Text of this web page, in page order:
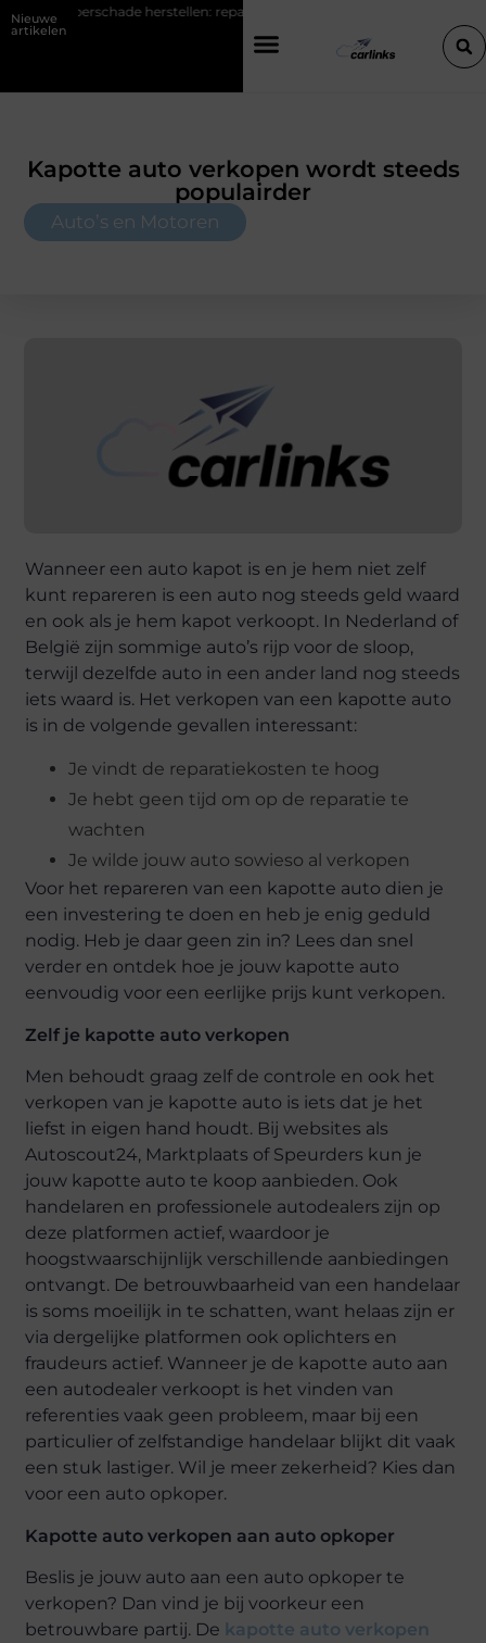
Nieuwe
artikelen
repareren of de bumper vervangen?
Kapotte auto verkopen wordt steeds
populairder
Auto’s en Motoren
Wanneer een auto kapot is en je hem niet zelf
kunt repareren is een auto nog steeds geld waard
en ook als je hem kapot verkoopt. In Nederland of
België zijn sommige auto’s rijp voor de sloop,
terwijl dezelfde auto in een ander land nog steeds
iets waard is. Het verkopen van een kapotte auto
is in de volgende gevallen interessant:
Je vindt de reparatiekosten te hoog
Je hebt geen tijd om op de reparatie te
wachten
Je wilde jouw auto sowieso al verkopen
Voor het repareren van een kapotte auto dien je
een investering te doen en heb je enig geduld
nodig. Heb je daar geen zin in? Lees dan snel
verder en ontdek hoe je jouw kapotte auto
eenvoudig voor een eerlijke prijs kunt verkopen.
Zelf je kapotte auto verkopen
Men behoudt graag zelf de controle en ook het
verkopen van je kapotte auto is iets dat je het
liefst in eigen hand houdt. Bij websites als
Autoscout24, Marktplaats of Speurders kun je
jouw kapotte auto te koop aanbieden. Ook
handelaren en professionele autodealers zijn op
deze platformen actief, waardoor je
hoogstwaarschijnlijk verschillende aanbiedingen
ontvangt. De betrouwbaarheid van een handelaar
is soms moeilijk in te schatten, want helaas zijn er
via dergelijke platformen ook oplichters en
fraudeurs actief. Wanneer je de kapotte auto aan
een autodealer verkoopt is het vinden van
referenties vaak geen probleem, maar bij een
particulier of zelfstandige handelaar blijkt dit vaak
een stuk lastiger. Wil je meer zekerheid? Kies dan
voor een auto opkoper.
Kapotte auto verkopen aan auto opkoper
Beslis je jouw auto aan een auto opkoper te
verkopen? Dan vind je bij voorkeur een
betrouwbare partij. De kapotte auto verkopen